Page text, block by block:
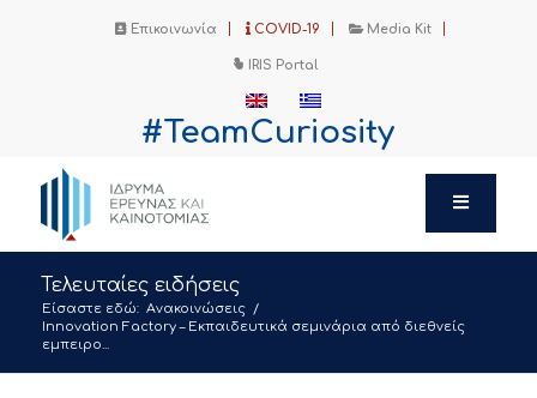
Επικοινωνία COVID-19 Media Kit
IRIS Portal
#TeamCuriosity
Τελευταίες ειδήσεις
Είσαστε εδώ: Ανακοινώσεις /
Innovation Factory – Εκπαιδευτικά σεμινάρια από διεθνείς
εμπειρο...